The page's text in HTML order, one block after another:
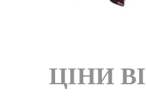
ЦІНИ